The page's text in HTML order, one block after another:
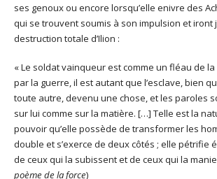
ses genoux ou encore lorsqu’elle enivre des
qui se trouvent soumis à son impulsion et iront
destruction totale d’Ilion :
« Le soldat vainqueur est comme un fléau de
par la guerre, il est autant que l’esclave, bien
toute autre, devenu une chose, et les paroles
sur lui comme sur la matière. […] Telle est la
pouvoir qu’elle possède de transformer les
double et s’exerce de deux côtés ; elle pétrifie
de ceux qui la subissent et de ceux qui la
poème de la force)